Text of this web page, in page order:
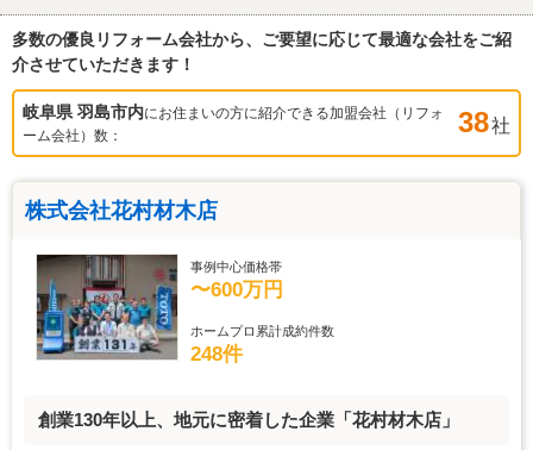
多数の優良リフォーム会社から、ご要望に応じて最適な会社をご紹
介させていただきます！
岐阜県 羽島市内にお住まいの方に紹介できる加盟会社（リフォ
ーム会社）数：
38社
株式会社花村材木店
事例中心価格帯
〜600万円
ホームプロ累計成約件数
248件
創業130年以上、地元に密着した企業「花村材木店」